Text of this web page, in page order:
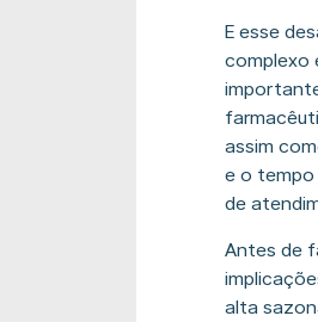
E esse
complexo
assim
e o tempo
de
Antes de
alta